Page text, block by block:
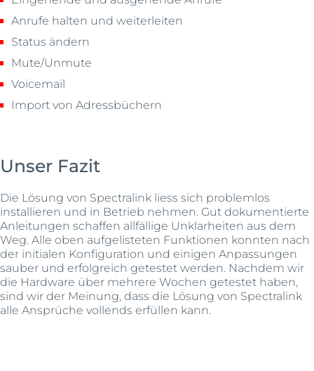
Anrufe halten und weiterleiten
Status ändern
Mute/Unmute
Voicemail
Import von Adressbüchern
Unser Fazit
Die Lösung von Spectralink liess sich problemlos
installieren und in Betrieb nehmen. Gut dokumentierte
Anleitungen schaffen allfällige Unklarheiten aus dem
Weg. Alle oben aufgelisteten Funktionen konnten nach
der initialen Konfiguration und einigen Anpassungen
sauber und erfolgreich getestet werden. Nachdem wir
die Hardware über mehrere Wochen getestet haben,
sind wir der Meinung, dass die Lösung von Spectralink
alle Ansprüche vollends erfüllen kann.